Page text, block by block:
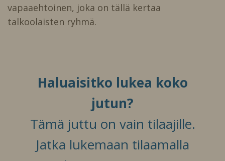
vapaaehtoinen, joka on tällä kertaa
talkoolaisten ryhmä.
Haluaisitko lukea koko
jutun?
Tämä juttu on vain tilaajille.
Jatka lukemaan tilaamalla